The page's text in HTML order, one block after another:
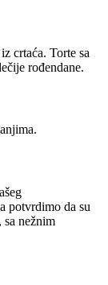
crtaća. Torte sa
rođendane.
potvrdimo da su
sa nežnim